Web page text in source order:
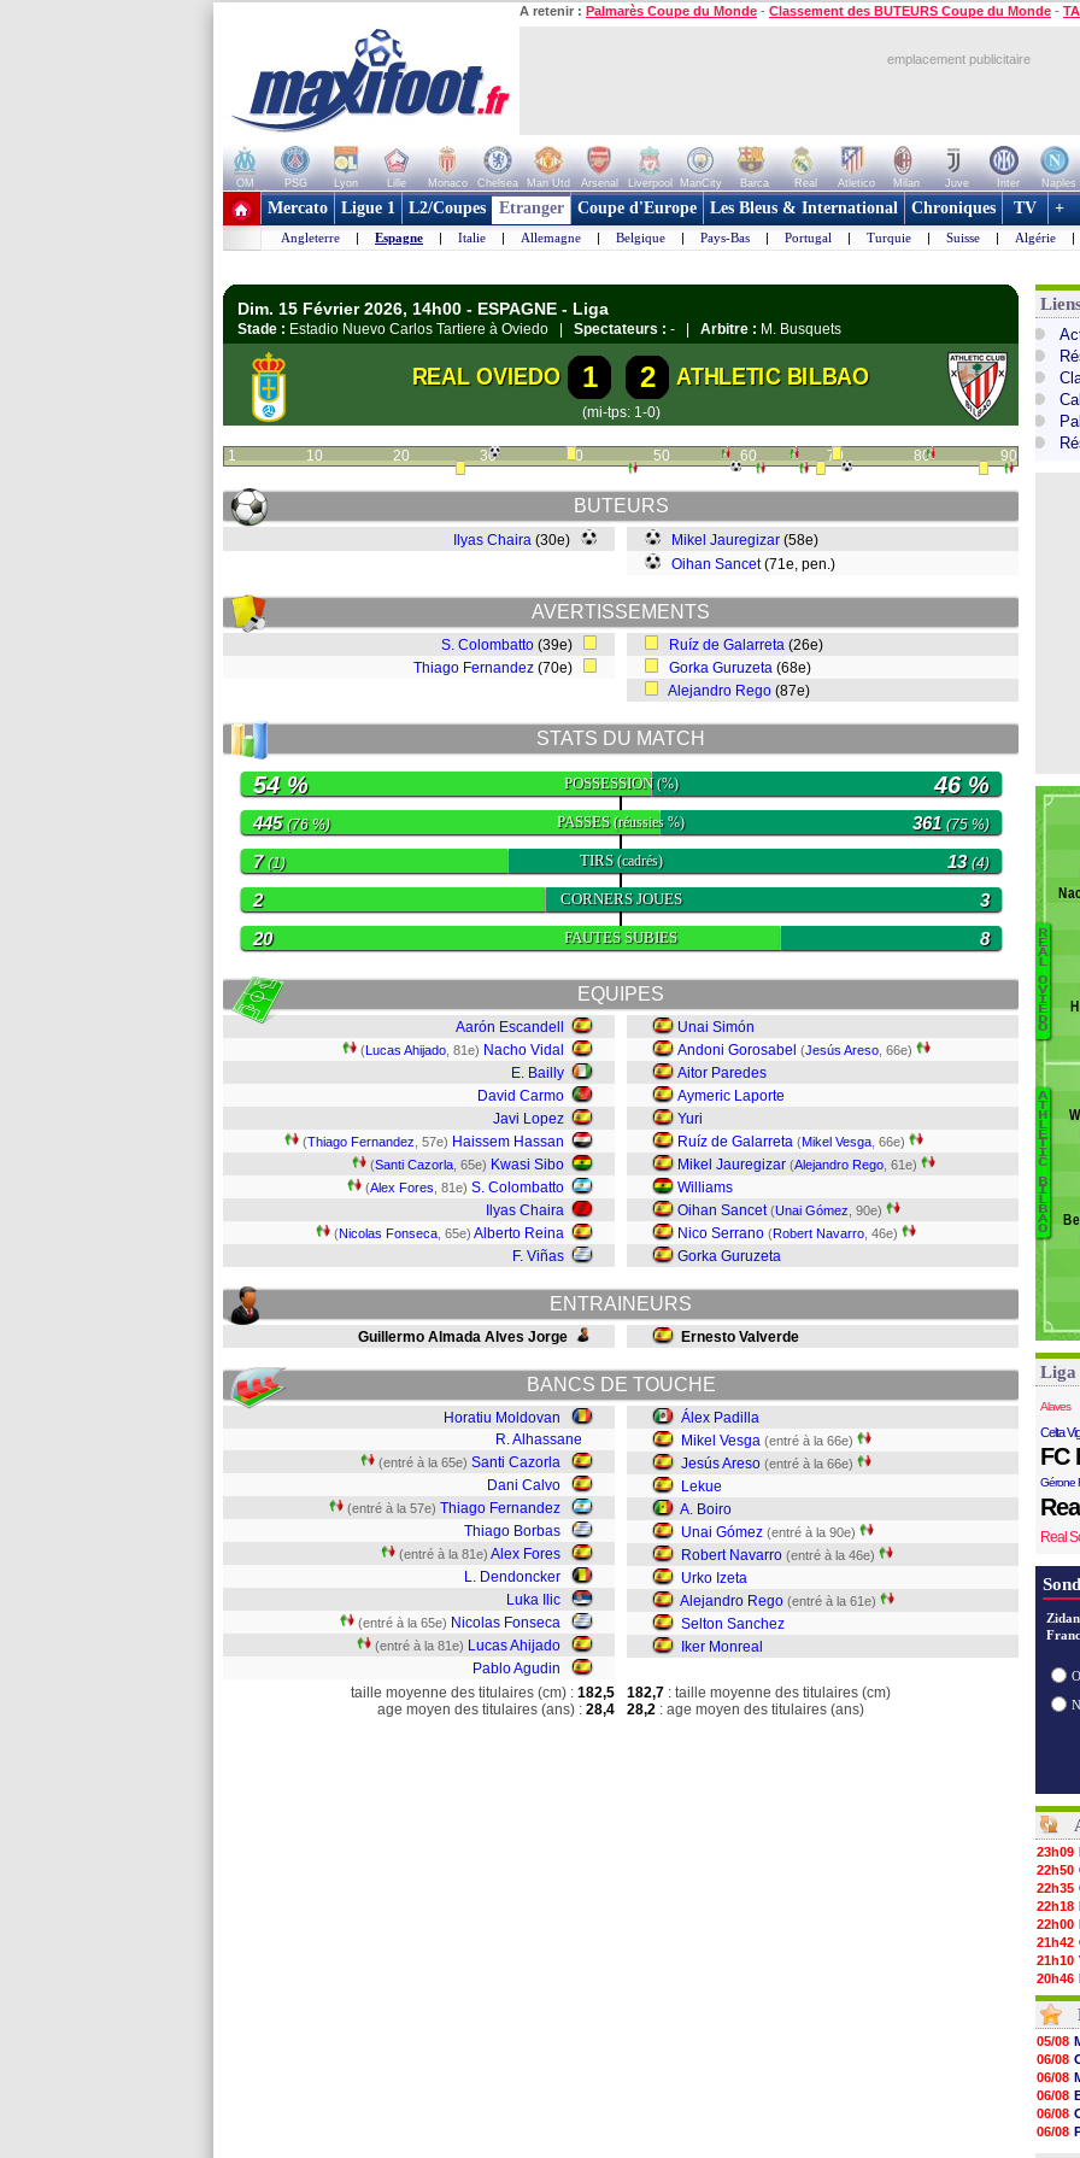
A retenir : Palmarès Coupe du Monde - Classement des BUTEURS Coupe du Monde -
emplacement publicitaire
OM PSG Lyon Lille Monaco Chelsea Man Utd Arsenal Liverpool ManCity Barca Real Atletico Milan Juve Inter Naples
+ de clubs
Mercato Ligue 1 L2/Coupes Etranger Coupe d'Europe Les Bleus & International Chroniques TV +
Angleterre | Espagne | Italie | Allemagne | Belgique | Pays-Bas | Portugal | Turquie | Suisse | Algérie |
Dim. 15 Février 2026, 14h00 - ESPAGNE - Liga
Stade : Estadio Nuevo Carlos Tartiere à Oviedo | Spectateurs : - | Arbitre : M. Busquets
REAL OVIEDO 1 2 ATHLETIC BILBAO
(mi-tps: 1-0)
1 10 20 30 40 50 60 70 80 90
BUTEURS
Ilyas Chaira (30e) Mikel Jauregizar (58e)
Oihan Sancet(71e, pen.)
AVERTISSEMENTS
S. Colombatto (39e)
Thiago Fernandez (70e)
Ruíz de Galarreta (26e)
Gorka Guruzeta (68e)
Alejandro Rego (87e)
STATS DU MATCH
POSSESSION(%)
54 % 46 %
PASSES(réussies %)
445(76 %) 361 (75 %)
TIRS(cadrés)
7(1) 13(4)
CORNERS JOUES
2 3
FAUTES SUBIES
20 8
EQUIPES
Aarón Escandell
(Lucas Ahijado , 81e) Nacho Vidal
E. Bailly
David Carmo
Javi Lopez
(Thiago Fernandez , 57e) Haissem Hassan
(Santi Cazorla , 65e) Kwasi Sibo
(Alex Fores , 81e) S. Colombatto
Ilyas Chaira
(Nicolas Fonseca , 65e) Alberto Reina
F. Viñas
Unai Simón
Andoni Gorosabel (Jesús Areso , 66e)
Aitor Paredes
Aymeric Laporte
Yuri
Ruíz de Galarreta (Mikel Vesga , 66e)
Mikel Jauregizar (Alejandro Rego , 61e)
Williams
Oihan Sancet (Unai Gómez , 90e)
Nico Serrano (Robert Navarro , 46e)
Gorka Guruzeta
ENTRAINEURS
Guillermo Almada Alves Jorge Ernesto Valverde
BANCS DE TOUCHE
Horatiu Moldovan
R. Alhassane
(entré à la 65e) Santi Cazorla
Dani Calvo
(entré à la 57e) Thiago Fernandez
Thiago Borbas
(entré à la 81e) Alex Fores
L. Dendoncker
Luka Ilic
(entré à la 65e) Nicolas Fonseca
(entré à la 81e) Lucas Ahijado
Pablo Agudin
Álex Padilla
Mikel Vesga (entré à la 66e)
Jesús Areso (entré à la 66e)
Lekue
A. Boiro
Unai Gómez (entré à la 90e)
Robert Navarro (entré à la 46e)
Urko Izeta
Alejandro Rego (entré à la 61e)
Selton Sanchez
Iker Monreal
taille moyenne des titulaires (cm) : 182,5
age moyen des titulaires (ans) : 28,4
182,7 : taille moyenne des titulaires (cm)
28,2 : age moyen des titulaires (ans)
Ilic
R
E
A
L
O
V
I
E
D
O
A
T
H
L
E
I
C
B
I
L
B
A
O
Liga
Alaves
Celta
FC
Gérone
Real
23h09
22h50
22h35
22h18
22h00
21h42
21h10
20h46
20h30
20h01
19h18
19h09
18h48
18h37
18h29
17h58
17h46
05/08
06/08
06/08
06/08
06/08
06/08